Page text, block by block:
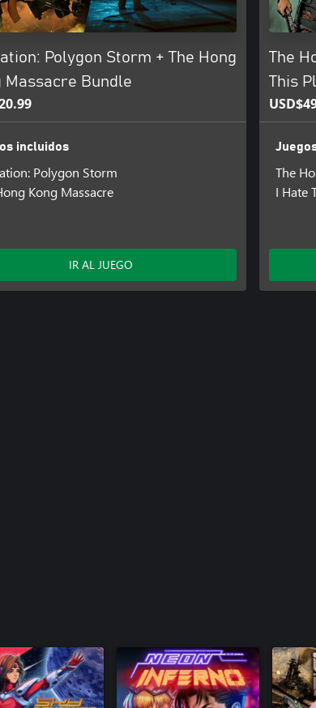
Polygon Storm + The Hong
Massacre Bundle
incluidos
Polygon Storm
Kong Massacre
IR AL JUEGO
The
This
The
I Hate